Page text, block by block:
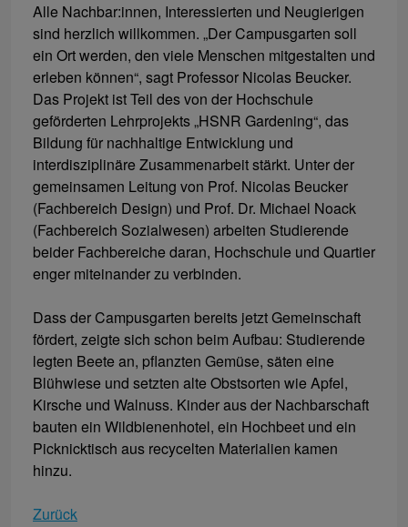
Alle Nachbar:innen, Interessierten und Neugierigen
sind herzlich willkommen. „Der Campusgarten soll
ein Ort werden, den viele Menschen mitgestalten und
erleben können“, sagt Professor Nicolas Beucker.
Das Projekt ist Teil des von der Hochschule
geförderten Lehrprojekts „HSNR Gardening“, das
Bildung für nachhaltige Entwicklung und
interdisziplinäre Zusammenarbeit stärkt. Unter der
gemeinsamen Leitung von Prof. Nicolas Beucker
(Fachbereich Design) und Prof. Dr. Michael Noack
(Fachbereich Sozialwesen) arbeiten Studierende
beider Fachbereiche daran, Hochschule und Quartier
enger miteinander zu verbinden.
Dass der Campusgarten bereits jetzt Gemeinschaft
fördert, zeigte sich schon beim Aufbau: Studierende
legten Beete an, pflanzten Gemüse, säten eine
Blühwiese und setzten alte Obstsorten wie Apfel,
Kirsche und Walnuss. Kinder aus der Nachbarschaft
bauten ein Wildbienenhotel, ein Hochbeet und ein
Picknicktisch aus recycelten Materialien kamen
hinzu.
Zurück